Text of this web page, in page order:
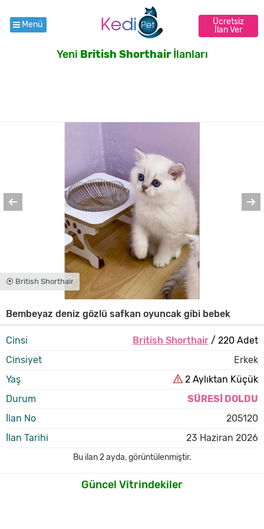
Menü
Ücretsiz
İlan Ver
Yeni British Shorthairİlanları
⦿ British Shorthair
Bembeyaz deniz gözlü safkan oyuncak gibi bebek
Cinsi British Shorthair/ 220 Adet
Cinsiyet
Erkek
Yaş
2 Aylıktan Küçük
Durum
SÜRESİ DOLDU
İlan No
205120
İlan Tarihi
23 Haziran 2026
Bu ilan2 ayda,görüntülenmiştir.
Güncel Vitrindekiler